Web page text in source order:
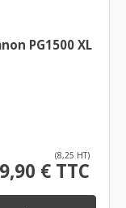
PG1500 XL
(8,25 HT)
9,90 € TTC